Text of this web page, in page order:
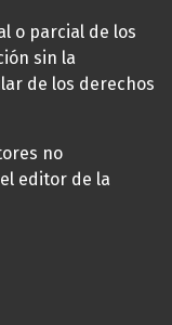
o parcial de los
sin la
de los derechos
no
editor de la